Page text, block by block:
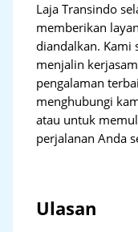
Laja Transindo
memberikan
diandalkan. Kami
menjalin
pengalaman
menghubungi
atau untuk
perjalanan Anda
Ulasan